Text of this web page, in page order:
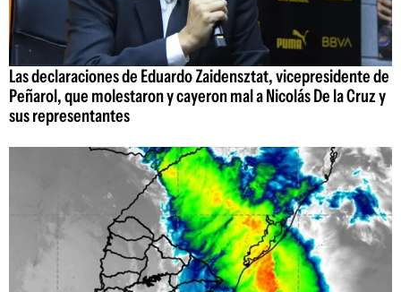
Las declaraciones de Eduardo Zaidensztat, vicepresidente de
Peñarol, que molestaron y cayeron mal a Nicolás De la Cruz y
sus representantes